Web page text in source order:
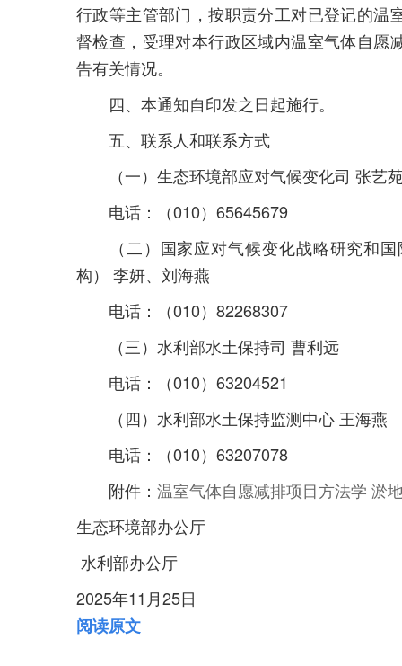
行政等主管部门，按职责分工对已登记的温
督检查，受理对本行政区域内温室气体自愿
告有关情况。
四、本通知自印发之日起施行。
五、联系人和联系方式
（一）生态环境部应对气候变化司 张艺
电话：（010）65645679
（二）国家应对气候变化战略研究和国
构） 李妍、刘海燕
电话：（010）82268307
（三）水利部水土保持司 曹利远
电话：（010）63204521
（四）水利部水土保持监测中心 王海燕
电话：（010）63207078
附件： 温室气体自愿减排项目方法学
生态环境部办公厅
水利部办公厅
2025年11月25日
阅读原文